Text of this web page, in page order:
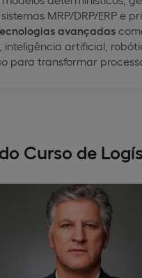
MRP/DRP/ERP e
avançadas
inteligência artificial,
para transformar
Curso de